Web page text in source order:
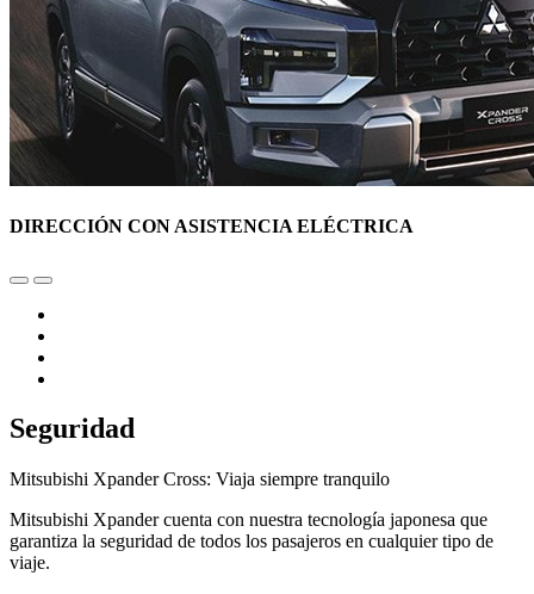
DIRECCIÓN CON ASISTENCIA ELÉCTRICA
Seguridad
Mitsubishi Xpander Cross: Viaja siempre tranquilo
Mitsubishi Xpander cuenta con nuestra tecnología japonesa que
garantiza la seguridad de todos los pasajeros en cualquier tipo de
viaje.